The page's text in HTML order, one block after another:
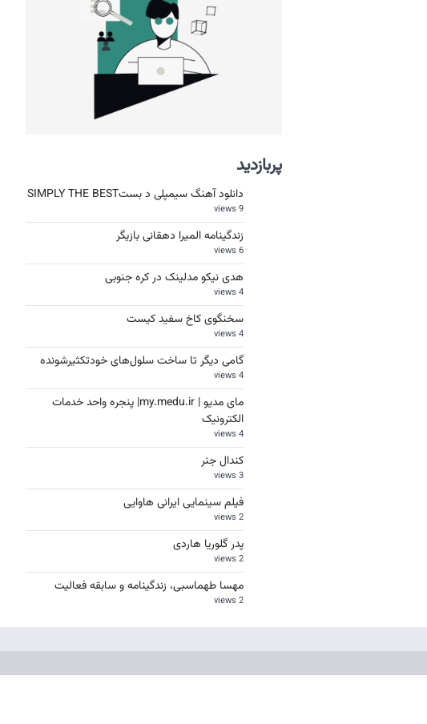
پربازدید
دانلود آهنگ سیمپلی د بستSIMPLY THE BEST
9 views
زندگینامه المیرا دهقانی بازیگر
6 views
هدی نیکو مدلینک در کره جنوبی
4 views
سخنگوی کاخ سفید کیست
4 views
گامی دیگر تا ساخت سلول‌های خودتکثیرشونده
4 views
مای مدیو | my.medu.ir| پنجره واحد خدمات
الکترونیک
4 views
کندال جنر
3 views
فیلم سینمایی ایرانی هاوایی
2 views
پدر گلوریا هاردی
2 views
مهسا طهماسبی، زندگینامه و سابقه فعالیت
2 views